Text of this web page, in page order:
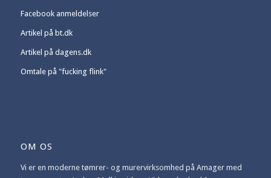
Facebook anmeldelser
Artikel på bt.dk
Artikel på dagens.dk
Omtale på "fucking flink"
OM OS
Vi er en moderne tømrer- og murervirksomhed på Amager med